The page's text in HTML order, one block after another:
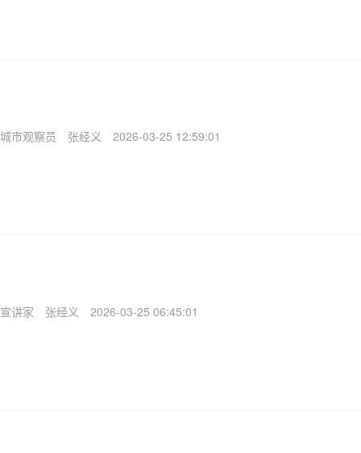
城市观察员 张经义 2026-03-25 12:59:01
宣讲家 张经义 2026-03-25 06:45:01